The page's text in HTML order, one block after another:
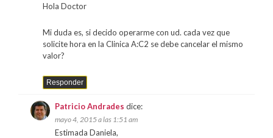
Hola Doctor
Mi duda es, si decido operarme con ud. cada vez que
solicite hora en la Clinica A:C2 se debe cancelar el mismo
valor?
Responder
Patricio Andrades dice:
mayo 4, 2015 a las 1:51 am
Estimada Daniela,